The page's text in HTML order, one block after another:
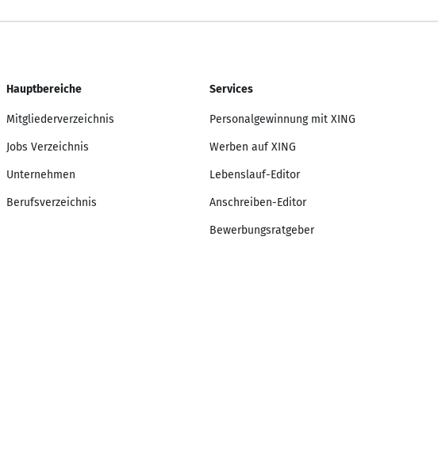
Hauptbereiche
Mitgliederverzeichnis
Jobs Verzeichnis
Unternehmen
Berufsverzeichnis
Services
Personalgewinnung mit XING
Werben auf XING
Lebenslauf-Editor
Anschreiben-Editor
Bewerbungsratgeber